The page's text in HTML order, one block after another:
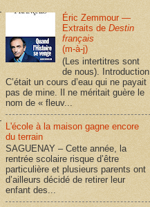
Éric Zemmour —
Extraits deDestin
français
(m-à-j)
(Les intertitres sont
de nous). Introduction
C’était un cours d’eau qui ne payait
pas de mine. Il ne méritait guère le
nom de « fleuv...
L'école à la maison gagne encore
du terrain
SAGUENAY – Cette année, la
rentrée scolaire risque d’être
particulière et plusieurs parents ont
d’ailleurs décidé de retirer leur
enfant des...